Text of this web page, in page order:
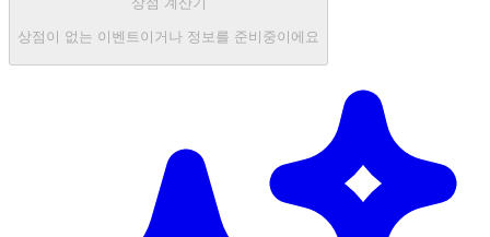
상점이 없는 이벤트이거나 정보를 준비중이에요